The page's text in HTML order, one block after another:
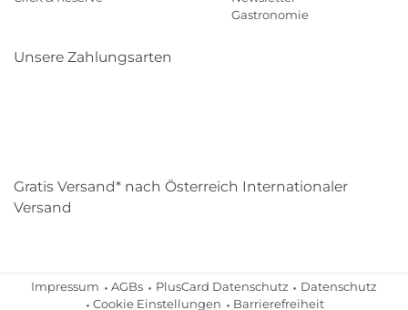
Gastronomie
Unsere Zahlungsarten
Gratis Versand* nach Österreich Internationaler
Versand
Impressum AGBs PlusCard Datenschutz
Datenschutz
Cookie Einstellungen
Barrierefreiheit